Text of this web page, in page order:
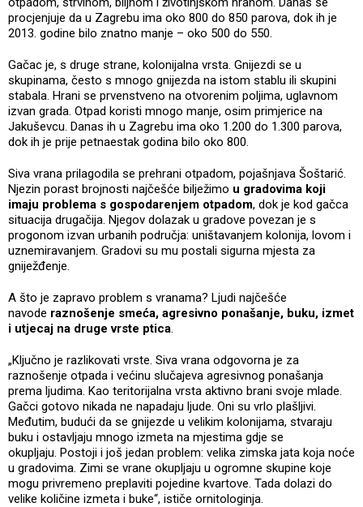
procjenjuje da u Zagrebu ima oko 800 do 850 parova, dok ih je
2013. godine bilo znatno manje – oko 500 do 550.
Gačac je, s druge strane, kolonijalna vrsta. Gnijezdi se u
skupinama, često s mnogo gnijezda na istom stablu ili skupini
stabala. Hrani se prvenstveno na otvorenim poljima, uglavnom
izvan grada. Otpad koristi mnogo manje, osim primjerice na
Jakuševcu. Danas ih u Zagrebu ima oko 1.200 do 1.300 parova,
dok ih je prije petnaestak godina bilo oko 800.
Siva vrana prilagodila se prehrani otpadom, pojašnjava Šoštarić.
Njezin porast brojnosti najčešće bilježimo u gradovima koji
imaju problema s gospodarenjem otpadom, dok je kod gačca
situacija drugačija. Njegov dolazak u gradove povezan je s
progonom izvan urbanih područja: uništavanjem kolonija, lovom i
uznemiravanjem. Gradovi su mu postali sigurna mjesta za
gniježđenje.
A što je zapravo problem s vranama? Ljudi najčešće
navode raznošenje smeća, agresivno ponašanje, buku, izmet
i utjecaj na druge vrste ptica.
„Ključno je razlikovati vrste. Siva vrana odgovorna je za
raznošenje otpada i većinu slučajeva agresivnog ponašanja
prema ljudima. Kao teritorijalna vrsta aktivno brani svoje mlade.
Gačci gotovo nikada ne napadaju ljude. Oni su vrlo plašljivi.
Međutim, budući da se gnijezde u velikim kolonijama, stvaraju
buku i ostavljaju mnogo izmeta na mjestima gdje se
okupljaju. Postoji i još jedan problem: velika zimska jata koja noće
u gradovima. Zimi se vrane okupljaju u ogromne skupine koje
mogu privremeno preplaviti pojedine kvartove. Tada dolazi do
velike količine izmeta i buke“, ističe ornitologinja.